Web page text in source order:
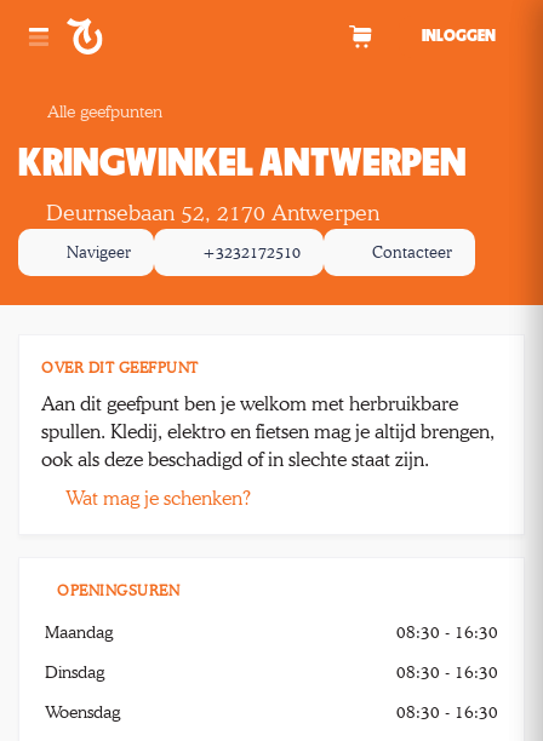
INLOGGEN
Alle geefpunten
KRINGWINKEL ANTWERPEN
Deurnsebaan 52, 2170 Antwerpen
Navigeer +3232172510 Contacteer
OVER DIT GEEFPUNT
Aan dit geefpunt ben je welkom met herbruikbare
spullen. Kledij, elektro en fietsen mag je altijd brengen,
ook als deze beschadigd of in slechte staat zijn.
Wat mag je schenken?
OPENINGSUREN
Maandag 08:30 - 16:30
Dinsdag 08:30 - 16:30
Woensdag 08:30 - 16:30